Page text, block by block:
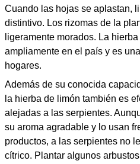
Cuando las hojas se aplastan,
distintivo. Los rizomas de la
ligeramente morados. La
ampliamente en el país y es
hogares.
Además de su conocida
la hierba de limón también es
alejadas a las serpientes.
su aroma agradable y lo usan
productos, a las serpientes no
cítrico. Plantar algunos